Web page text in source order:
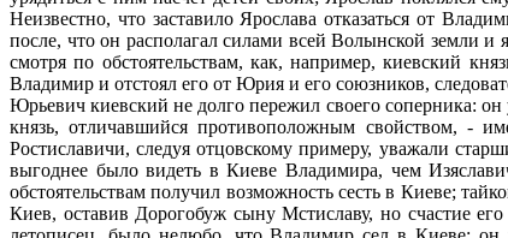
Неизвестно, что заставило Ярослава отказаться от
после, что он располагал силами всей Волынской земли
смотря по обстоятельствам, как, например, киевский
Владимир и отстоял его от Юрия и его союзников,
Юрьевич киевский не долго пережил своего соперника:
князь, отличавшийся противоположным свойством, -
Ростиславичи, следуя отцовскому примеру, уважали
выгоднее было видеть в Киеве Владимира, чем
обстоятельствам получил возможность сесть в Киеве;
Киев, оставив Дорогобуж сыну Мстиславу, но счастие